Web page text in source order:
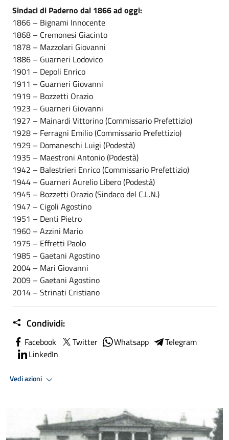
Sindaci di Paderno dal 1866 ad oggi:
1866 – Bignami Innocente
1868 – Cremonesi Giacinto
1878 – Mazzolari Giovanni
1886 – Guarneri Lodovico
1901 – Depoli Enrico
1911 – Guarneri Giovanni
1919 – Bozzetti Orazio
1923 – Guarneri Giovanni
1927 – Mainardi Vittorino (Commissario Prefettizio)
1928 – Ferragni Emilio (Commissario Prefettizio)
1929 – Domaneschi Luigi (Podestà)
1935 – Maestroni Antonio (Podestà)
1942 – Balestrieri Enrico (Commissario Prefettizio)
1944 – Guarneri Aurelio Libero (Podestà)
1945 – Bozzetti Orazio (Sindaco del C.L.N.)
1947 – Cigoli Agostino
1951 – Denti Pietro
1960 – Azzini Mario
1975 – Effretti Paolo
1985 – Gaetani Agostino
2004 – Mari Giovanni
2009 – Gaetani Agostino
2014 – Strinati Cristiano
Condividi:
Facebook Twitter Whatsapp
Telegram
LinkedIn
Vedi azioni